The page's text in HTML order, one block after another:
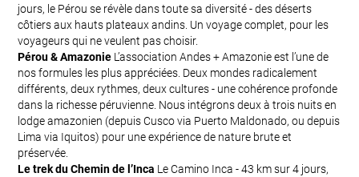
jours, le Pérou se révèle dans toute sa diversité - des déserts
côtiers aux hauts plateaux andins. Un voyage complet, pour les
voyageurs qui ne veulent pas choisir.
Pérou & Amazonie L’association Andes + Amazonie est l’une de
nos formules les plus appréciées. Deux mondes radicalement
différents, deux rythmes, deux cultures - une cohérence profonde
dans la richesse péruvienne. Nous intégrons deux à trois nuits en
lodge amazonien (depuis Cusco via Puerto Maldonado, ou depuis
Lima via Iquitos) pour une expérience de nature brute et
préservée.
Le trek du Chemin de l’Inca Le Camino Inca - 43 km sur 4 jours,